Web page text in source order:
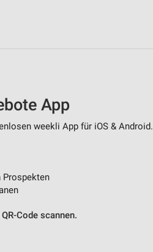
App
weekli App für iOS & Android.
Prospekten
Code scannen.